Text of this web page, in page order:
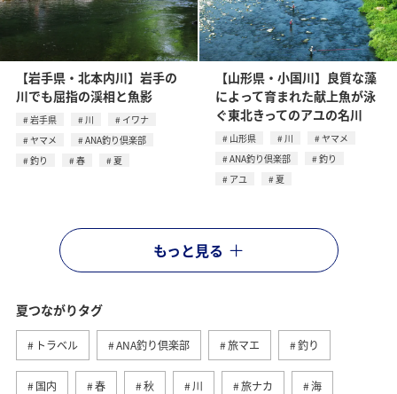
【岩手県・北本内川】岩手の
川でも屈指の渓相と魚影
岩手県 川
イワナ
ヤマメ
ANA釣り倶楽部
釣り
春 夏
【山形県・小国川】良質な藻
によって育まれた献上魚が泳
ぐ東北きってのアユの名川
山形県 川
ヤマメ
ANA釣り倶楽部
釣り
アユ
夏
もっと見る
夏つながりタグ
トラベル ANA釣り倶楽部 旅マエ 釣り
国内 春 秋 川 旅ナカ 海